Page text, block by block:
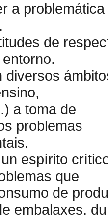
a problemática
de
diversos
a toma de
problemas
espírito
que
de
embalaxes,